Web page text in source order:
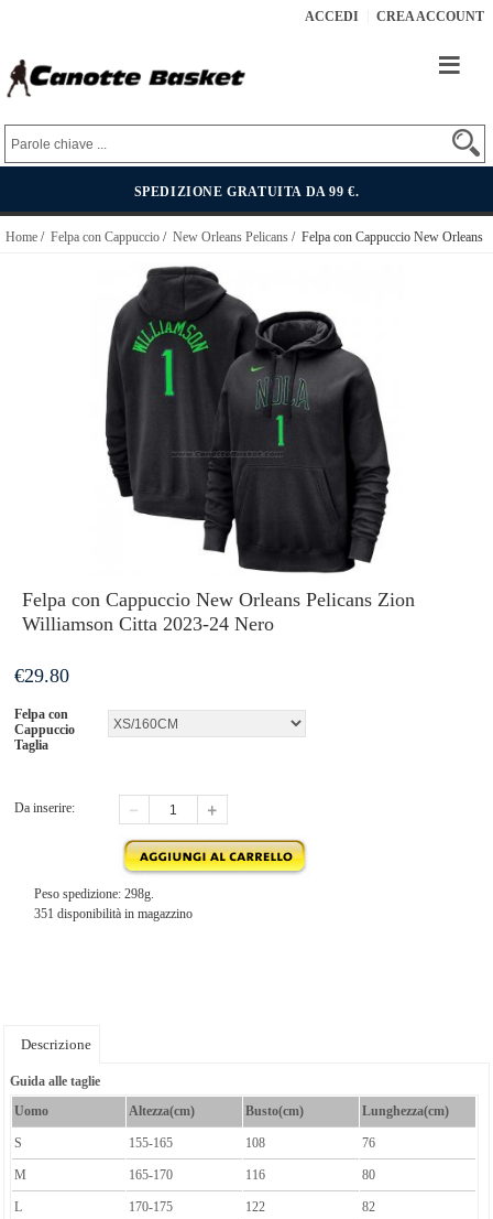
ACCEDI CREA ACCOUNT
SPEDIZIONE GRATUITA DA 99 €.
Home / Felpa con Cappuccio / New Orleans Pelicans / Felpa con Cappuccio New Orleans
Pelicans Zion Williamson Citta 2023-24 Nero
Felpa con Cappuccio New Orleans Pelicans Zion
Williamson Citta 2023-24 Nero
€29.80
Felpa con
Cappuccio
Taglia
Da inserire:
Peso spedizione: 298g.
351 disponibilità in magazzino
Descrizione
Guida alle taglie
Uomo
Altezza(cm) Busto(cm) Lunghezza(cm)
S 155-165 108 76
M 165-170 116 80
L 170-175 122 82